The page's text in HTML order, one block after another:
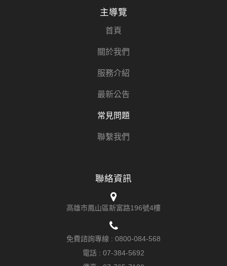
主導覽
首頁
關於我們
服務介紹
最新公告
常見問題
聯繫我們
聯絡資訊
高雄市鳳山區新富路196號4樓
免費諮詢專線 : 0800-084-568
電話 : 07-384-5692